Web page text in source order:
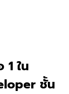
1 ใน
ชั้น